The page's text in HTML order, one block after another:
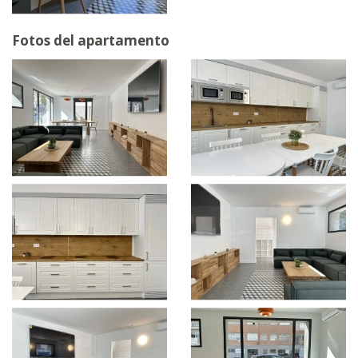
Fotos del apartamento